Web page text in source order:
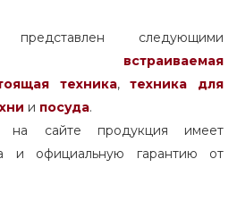
следующими
встраиваемая
техника,
техника для
и посуда.
на сайте продукция имеет
и официальную гарантию от